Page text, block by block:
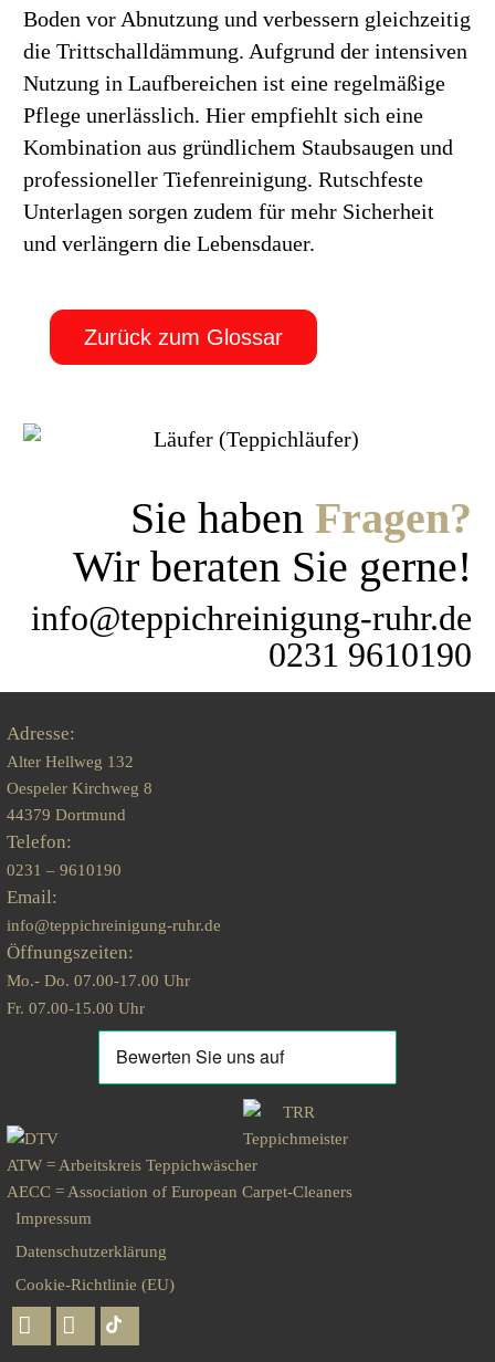
Boden vor Abnutzung und verbessern gleichzeitig
die Trittschalldämmung. Aufgrund der intensiven
Nutzung in Laufbereichen ist eine regelmäßige
Pflege unerlässlich. Hier empfiehlt sich eine
Kombination aus gründlichem Staubsaugen und
professioneller Tiefenreinigung. Rutschfeste
Unterlagen sorgen zudem für mehr Sicherheit
und verlängern die Lebensdauer.
Zurück zum Glossar
Sie haben Fragen?
Wir beraten Sie gerne!
info@teppichreinigung-ruhr.de
0231 9610190
Adresse:
Alter Hellweg 132
Oespeler Kirchweg 8
44379 Dortmund
Telefon:
0231 – 9610190
Email:
info@teppichreinigung-ruhr.de
Öffnungszeiten:
Mo.- Do. 07.00-17.00 Uhr
Fr. 07.00-15.00 Uhr
ATW = Arbeitskreis Teppichwäscher
AECC = Association of European Carpet-Cleaners
Impressum
Datenschutzerklärung
Cookie-Richtlinie (EU)